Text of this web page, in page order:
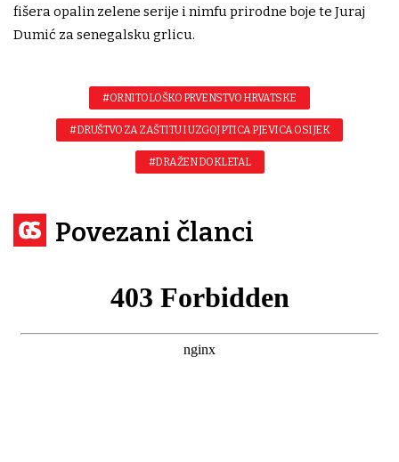
fišera opalin zelene serije i nimfu prirodne boje te Juraj
Dumić za senegalsku grlicu.
#ORNITOLOŠKO PRVENSTVO HRVATSKE
#DRUŠTVO ZA ZAŠTITU I UZGOJ PTICA PJEVICA OSIJEK
#DRAŽEN DOKLETAL
Povezani članci